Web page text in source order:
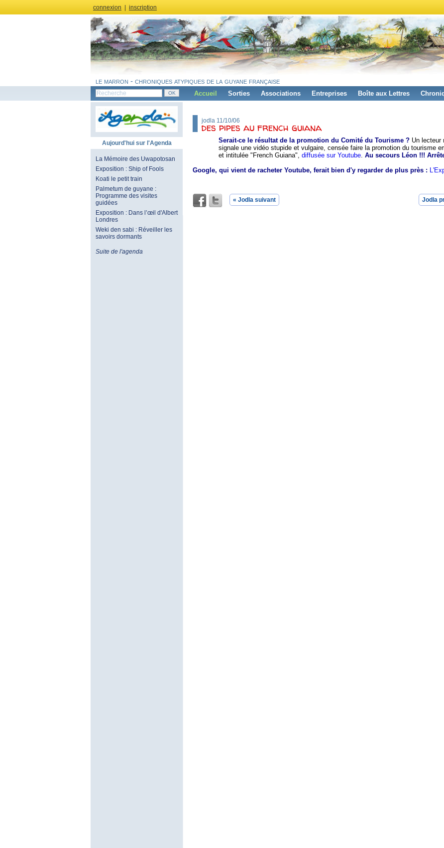
connexion inscription
le marron - chroniques atypiques de la guyane française
Accueil Sorties Associations Entreprises Boîte aux Lettres
Aujourd'hui sur l'Agenda
La Mémoire des Uwapotosan
Exposition : Ship of Fools
Koati le petit train
Palmetum de guyane :
Programme des visites
guidées
Exposition : Dans l’œil d'Albert
Londres
Weki den sabi : Réveiller les
savoirs dormants
Suite de l'agenda
jodla 11/10/06
des pipes au french guiana
Serait-ce le résultat de la promotion du Comité du Tourisme ? Un lecteur
signale une vidéo stupide et vulgaire, censée faire la promotion du tourisme
et intitulée "French Guiana" diffusée sur Youtube Au secours Léon !!!
Google, qui vient de racheter Youtube, ferait bien d'y regarder de plus près :
« Jodla suivant Jodla